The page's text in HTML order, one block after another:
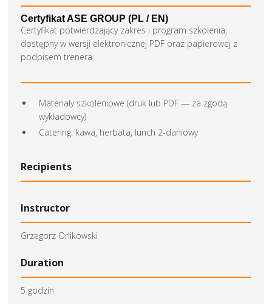
Certyfikat ASE GROUP (PL / EN)
Certyfikat potwierdzający zakres i program szkolenia,
dostępny w wersji elektronicznej PDF oraz papierowej z
podpisem trenera.
Materiały szkoleniowe (druk lub PDF — za zgodą
wykładowcy)
Catering: kawa, herbata, lunch 2-daniowy
Recipients
Instructor
Grzegorz Orlikowski
Duration
5 godzin